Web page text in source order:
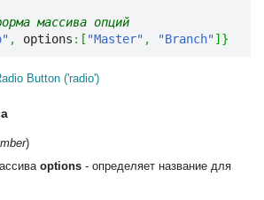
массива опций
, options : [ "Master" , "Branch"] }
Button ('radio')
)
options - определяет название для